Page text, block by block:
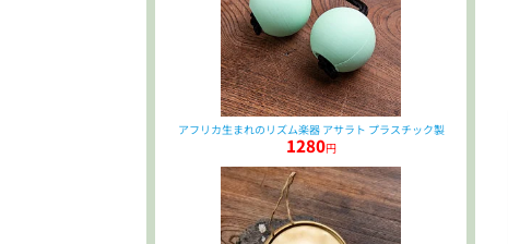
アフリカ生まれのリズム楽器 アサラト プラスチック製
1280円